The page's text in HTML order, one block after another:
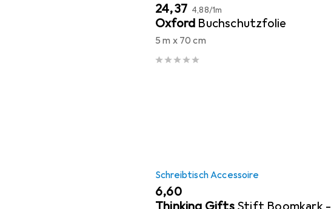
EUR
24,37 EUR
4,88/1m
Oxford Buchschutzfolie
5 m x 70 cm
Schreibtisch Accessoire
EUR
6,60